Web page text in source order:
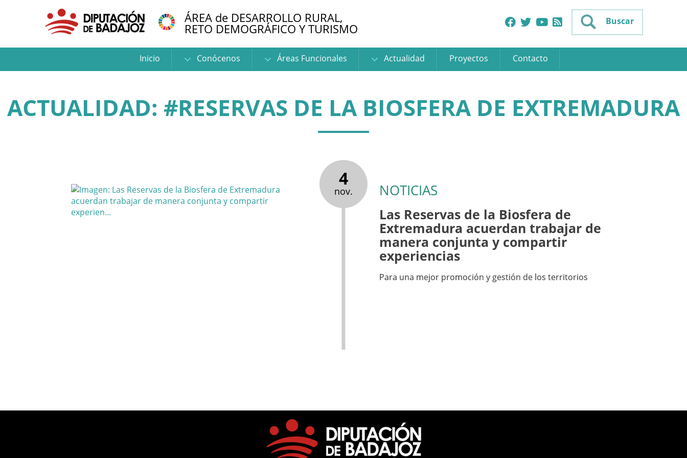
ÁREA de DESARROLLO RURAL,
RETO DEMOGRÁFICO Y TURISMO Buscar
Inicio Conócenos Áreas Funcionales Actualidad Proyectos Contacto
ACTUALIDAD: #RESERVAS DE LA BIOSFERA DE EXTREMADURA
4
nov. NOTICIAS
Las Reservas de la Biosfera de
Extremadura acuerdan trabajar de
manera conjunta y compartir
experiencias
Para una mejor promoción y gestión de los territorios